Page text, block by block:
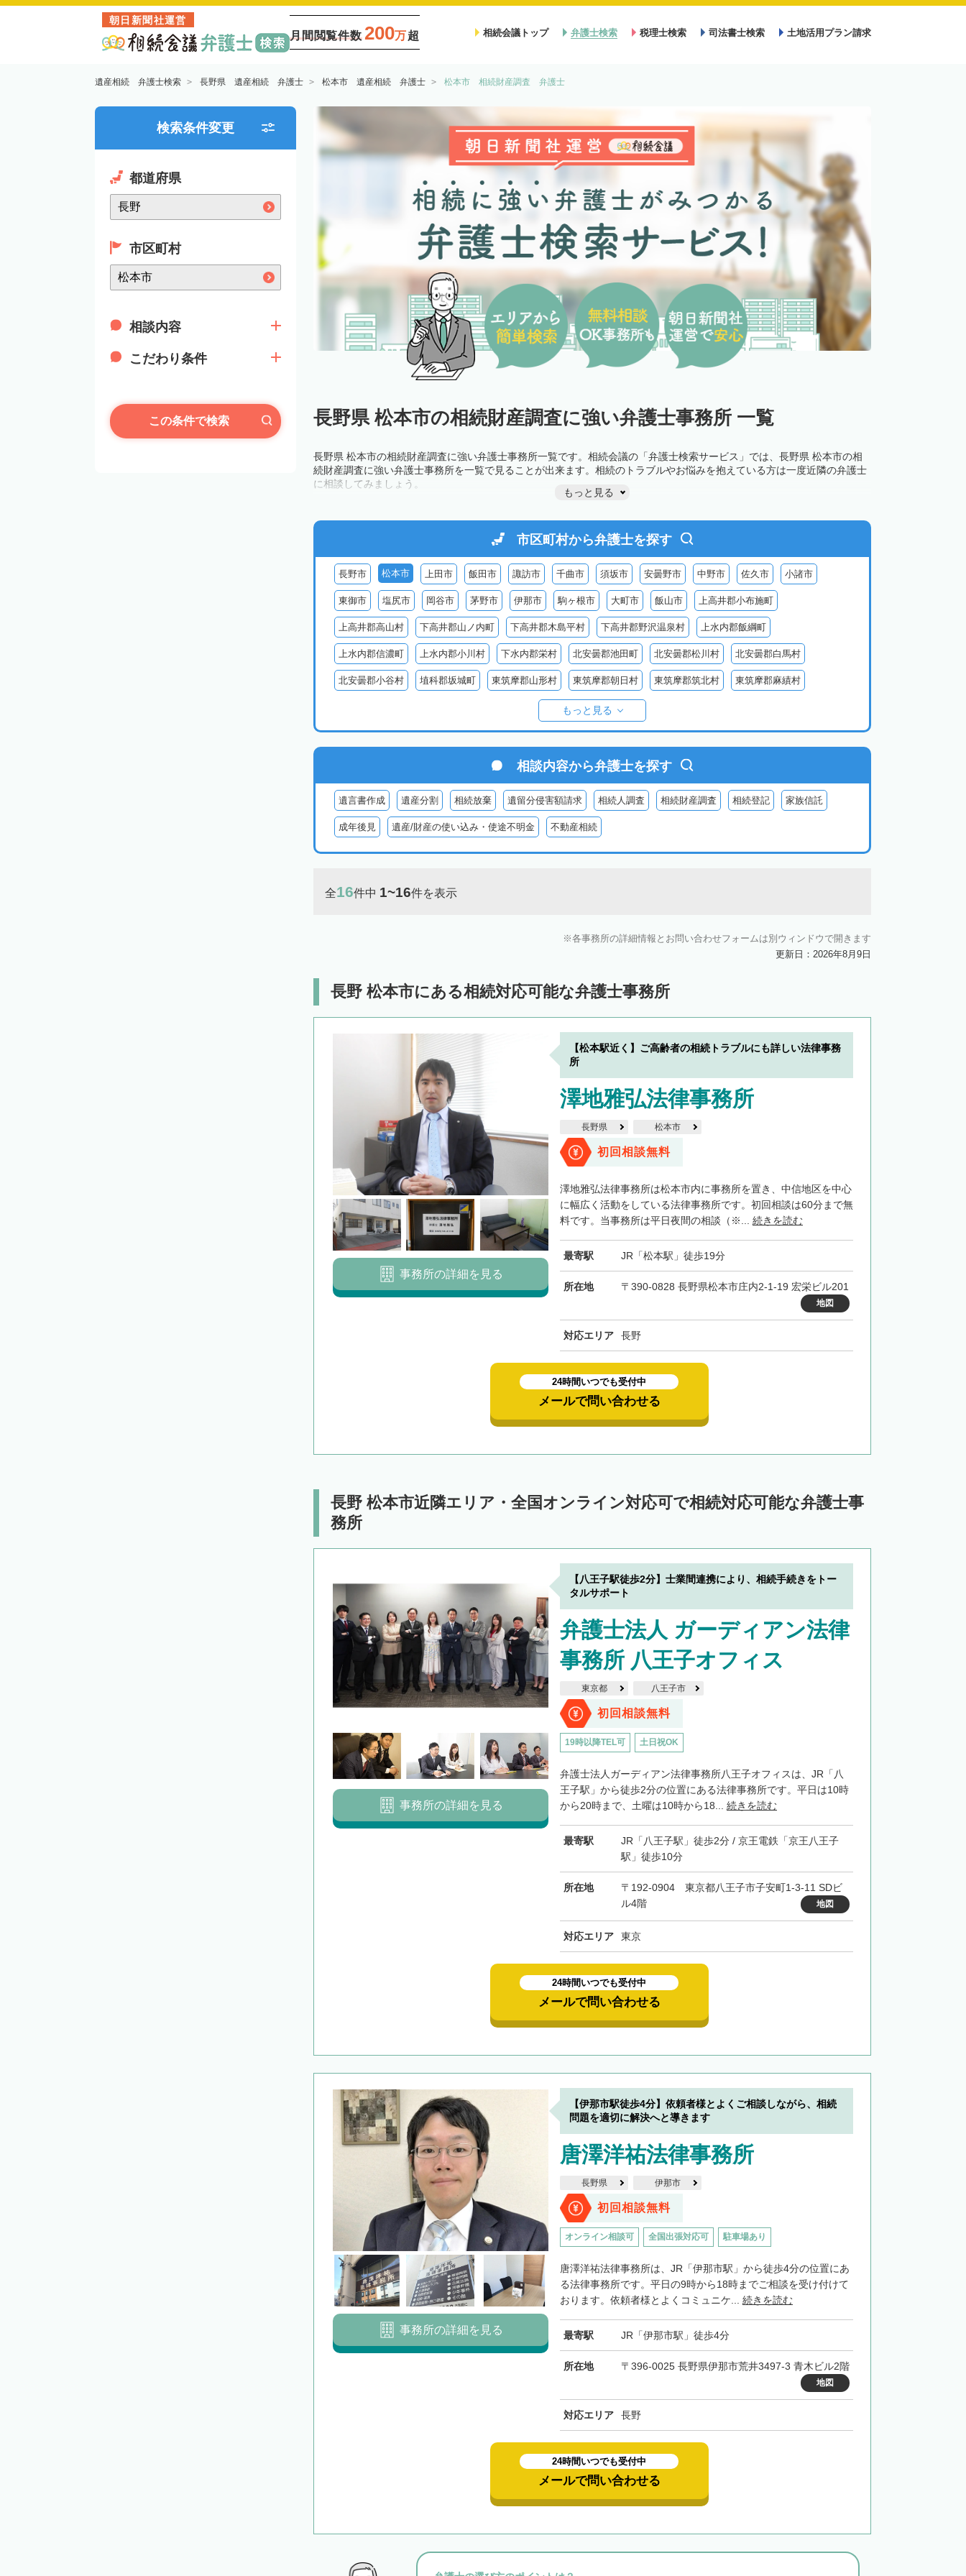
朝日新聞社運営
月間閲覧件数 200万超 相続会議トップ 弁護士検索 税理士検索 司法書士検索 土地活用プラン請求
遺産相続 弁護士検索 長野県 遺産相続 弁護士 松本市 遺産相続 弁護士 松本市 相続財産調査 弁護士
検索条件変更
都道府県
市区町村
相談内容
こだわり条件
この条件で検索 長野県 松本市の相続財産調査に強い弁護士事務所 一覧
長野県 松本市の相続財産調査に強い弁護士事務所一覧です。相続会議の「弁護士検索サービス」では、長野県 松本市の相
続財産調査に強い弁護士事務所を一覧で見ることが出来ます。相続のトラブルやお悩みを抱えている方は一度近隣の弁護士
に相談してみましょう。
もっと見る
市区町村から弁護士を探す
長野市 松本市 上田市 飯田市 諏訪市 千曲市 須坂市 安曇野市 中野市 佐久市 小諸市
東御市 塩尻市 岡谷市 茅野市 伊那市 駒ヶ根市 大町市 飯山市 上高井郡小布施町
上高井郡高山村 下高井郡山ノ内町 下高井郡木島平村 下高井郡野沢温泉村 上水内郡飯綱町
上水内郡信濃町 上水内郡小川村 下水内郡栄村 北安曇郡池田町 北安曇郡松川村 北安曇郡白馬村
北安曇郡小谷村 埴科郡坂城町 東筑摩郡山形村 東筑摩郡朝日村 東筑摩郡筑北村 東筑摩郡麻績村
北佐久郡軽井沢町
南佐久郡佐久穂町 南佐久郡川上村 南佐久郡小海町 南佐久郡南牧村 南佐久郡南相木村 南佐久郡北相木村
諏訪郡原村 木曽郡木曽町 木曽郡上松町
木曽郡大桑村 木曽郡木祖村 木曽郡王滝村 上伊那郡箕輪町 上伊那郡辰野町 上伊那郡宮田村
上伊那郡南箕輪村 上伊那郡飯島町 上伊那郡中川村 下伊那郡高森町 下伊那郡松川町 下伊那郡豊丘村
下伊那郡阿智村 下伊那郡喬木村 下伊那郡阿南町 下伊那郡下條村
もっと見る
相談内容から弁護士を探す
遺言書作成 遺産分割 相続放棄 遺留分侵害額請求 相続人調査 相続財産調査 相続登記 家族信託
成年後見 遺産/財産の使い込み・使途不明金 不動産相続
全16件中 1~16件を表示
各事務所の詳細情報とお問い合わせフォームは別ウィンドウで開きます
更新日：2026年8月9日
長野 松本市にある相続対応可能な弁護士事務所
【松本駅近く】ご高齢者の相続トラブルにも詳しい法律事務
所
澤地雅弘法律事務所
長野県 松本市
初回相談無料
澤地雅弘法律事務所は松本市内に事務所を置き、中信地区を中心
に幅広く活動をしている法律事務所です。初回相談は60分まで無
料です。当事務所は平日夜間の相談（※... 続きを読む
最寄駅 JR「松本駅」徒歩19分
所在地 〒390-0828 長野県松本市庄内2-1-19 宏栄ビル201
地図
対応エリア 長野
事務所の詳細を見る
24時間いつでも受付中
メールで問い合わせる
長野 松本市近隣エリア・全国オンライン対応可で相続対応可能な弁護士事
務所
【八王子駅徒歩2分】士業間連携により、相続手続きをトー
タルサポート
弁護士法人 ガーディアン法律
事務所 八王子オフィス
東京都 八王子市
初回相談無料
19時以降TEL可 土日祝OK
弁護士法人ガーディアン法律事務所八王子オフィスは、JR「八
王子駅」から徒歩2分の位置にある法律事務所です。平日は10時
から20時まで、土曜は10時から18... 続きを読む
最寄駅
JR「八王子駅」徒歩2分 / 京王電鉄「京王八王子
駅」徒歩10分
所在地
〒192-0904 東京都八王子市子安町1-3-11 SDビ
ル4階
地図
対応エリア 東京
事務所の詳細を見る
24時間いつでも受付中
メールで問い合わせる
【伊那市駅徒歩4分】依頼者様とよくご相談しながら、相続
問題を適切に解決へと導きます
唐澤洋祐法律事務所
長野県 伊那市
初回相談無料
オンライン相談可 全国出張対応可 駐車場あり
唐澤洋祐法律事務所は、JR「伊那市駅」から徒歩4分の位置にあ
る法律事務所です。平日の9時から18時までご相談を受け付けて
おります。依頼者様とよくコミュニケ... 続きを読む
最寄駅 JR「伊那市駅」徒歩4分
所在地 〒396-0025 長野県伊那市荒井3497-3 青木ビル2階
地図
対応エリア 長野
事務所の詳細を見る
24時間いつでも受付中
メールで問い合わせる